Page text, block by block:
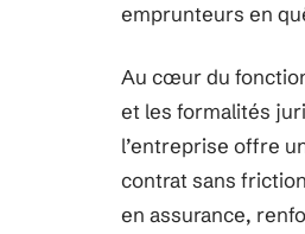
emprunteurs en
Au cœur du
et les formalités
l’entreprise offre
contrat sans
en assurance,